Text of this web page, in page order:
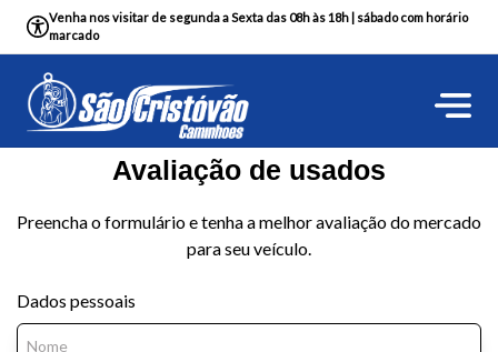
Venha nos visitar de segunda a Sexta das 08h às 18h | sábado com horário
marcado
Avaliação de usados
Preencha o formulário e tenha a melhor avaliação do mercado
para seu veículo.
Dados pessoais